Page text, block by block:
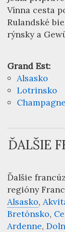
Vínna cesta
Rulandské
rýnsky a
Grand Est:
Alsasko
Lotrinsko
ĎALŠIE
Ďalšie
regióny
Alsasko
Bretónsko
Ardenne